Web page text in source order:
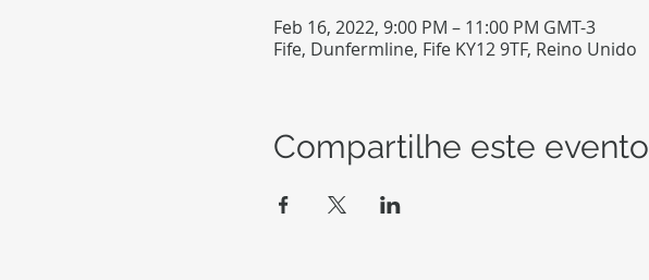
Feb 16, 2022, 9:00 PM – 11:00 PM GMT-3
Fife, Dunfermline, Fife KY12 9TF, Reino Unido
Compartilhe este evento